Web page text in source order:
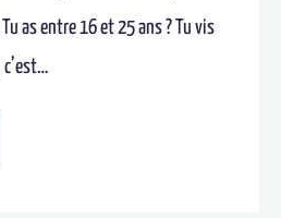
as entre 16 et 25 ans ? Tu vis
c’est…